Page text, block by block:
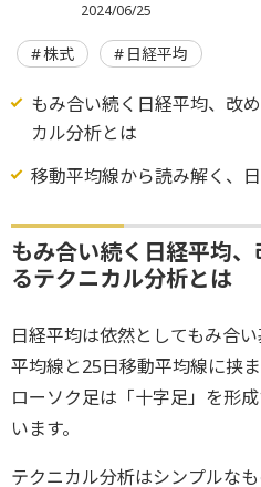
2024/06/25
株式 日経平均
もみ合い続く日経平均、改
カル分析とは
移動平均線から読み解く、
もみ合い続く日経平均
るテクニカル分析とは
日経平均は依然としてもみ合
平均線と25日移動平均線に挟
ローソク足は「十字足」を形
います。
テクニカル分析はシンプルな